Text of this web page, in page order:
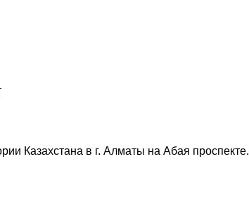
Казахстана в г. Алматы на Абая проспекте.